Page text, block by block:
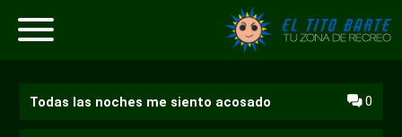
Todas las noches me siento acosado 0